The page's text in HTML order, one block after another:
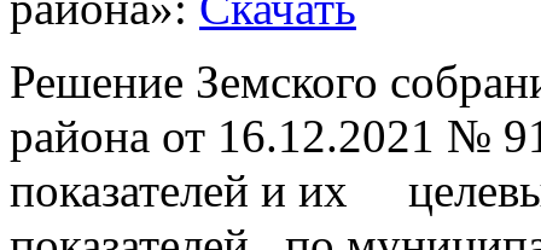
Решение Земского
района от 16.12.2021 №
показателей и их